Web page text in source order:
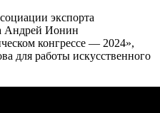
экспорта
Андрей Ионин
конгрессе — 2024»,
для работы искусственного